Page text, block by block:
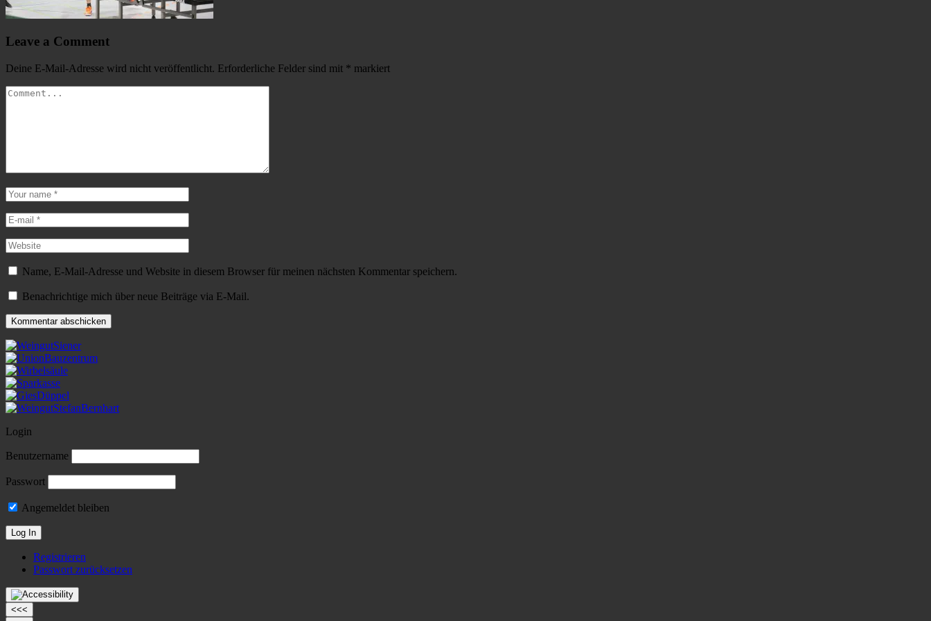
Leave a Comment
Deine E-Mail-Adresse wird nicht veröffentlicht. Erforderliche Felder sind mit * markiert
Name, E-Mail-Adresse und Website in diesem Browser für meinen nächsten Kommentar speichern.
Benachrichtige mich über neue Beiträge via E-Mail.
Login
Benutzername
Passwort
Angemeldet bleiben
Registrieren
Passwort zurücksetzen
<<<